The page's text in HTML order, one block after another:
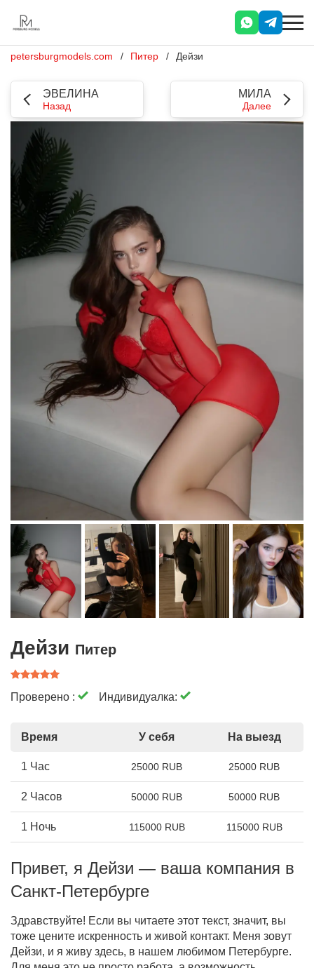
petersburgmodels.com Питер Дейзи
ЭВЕЛИНА
Назад
МИЛА
Далее
Дейзи Питер
Проверено : Индивидуалка:
Время У себя На выезд
1 Час 25000 RUB 25000 RUB
2 Часов 50000 RUB 50000 RUB
1 Ночь 115000 RUB 115000 RUB
Привет, я Дейзи — ваша компания в
Санкт-Петербурге
Здравствуйте! Если вы читаете этот текст, значит, вы
тоже цените искренность и живой контакт. Меня зовут
Дейзи, и я живу здесь, в нашем любимом Петербурге.